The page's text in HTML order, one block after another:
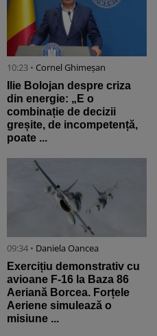
10:23 • Cornel Ghimeșan
Ilie Bolojan despre criza
din energie: „E o
combinație de decizii
greșite, de incompetență,
poate ...
09:34 • Daniela Oancea
Exercițiu demonstrativ cu
avioane F-16 la Baza 86
Aeriană Borcea. Forțele
Aeriene simulează o
misiune ...